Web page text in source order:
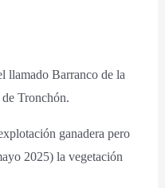
llamado Barranco de la
Tronchón.
ganadera pero
2025) la vegetación